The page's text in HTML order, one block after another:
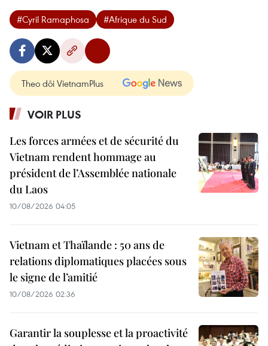
#Cyril Ramaphosa #Afrique du Sud
Theo dõi VietnamPlus
VOIR PLUS
Les forces armées et de sécurité du
Vietnam rendent hommage au
président de l’Assemblée nationale
du Laos
10/08/2026 04:05
Vietnam et Thaïlande : 50 ans de
relations diplomatiques placées sous
le signe de l’amitié
10/08/2026 02:36
Garantir la souplesse et la proactivité